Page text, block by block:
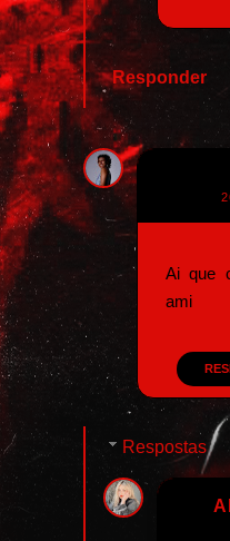
Responder
Ai que
ami
Respostas